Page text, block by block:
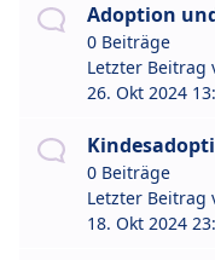
Adoption
0 Beiträge
Letzter Beitrag
26. Okt 2024
0 Beiträge
Letzter Beitrag
18. Okt 2024